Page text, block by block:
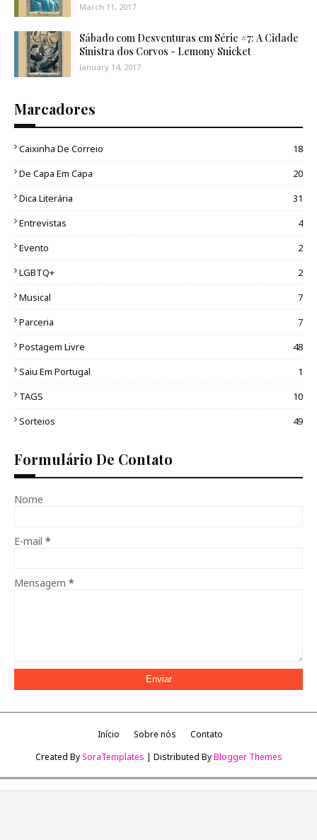
March 11, 2017
Sábado com Desventuras em Série #7: A Cidade
Sinistra dos Corvos - Lemony Snicket
January 14, 2017
Marcadores
Caixinha De Correio
18
De Capa Em Capa
20
Dica Literária
31
Entrevistas
4
Evento
2
LGBTQ+
2
Musical
7
Parceria
7
Postagem Livre
48
Saiu Em Portugal
1
TAGS
10
Sorteios
49
Formulário De Contato
Nome
E-mail *
Mensagem *
Início Sobre nós
Contato
Created BySoraTemplates | Distributed ByBlogger Themes